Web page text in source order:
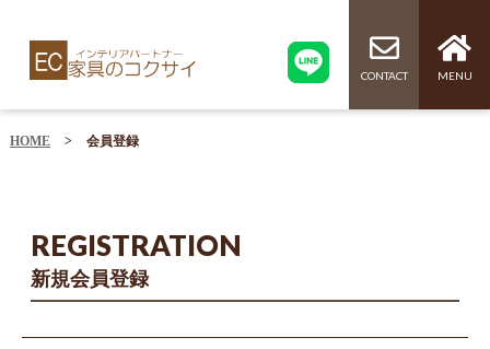
CONTACT MENU
HOME > 会員登録
REGISTRATION
新規会員登録